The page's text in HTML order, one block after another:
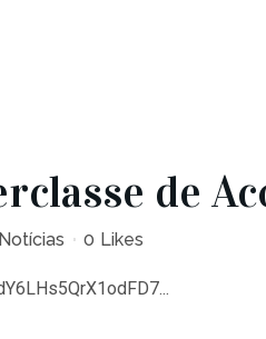
de
Notícias 0 Likes